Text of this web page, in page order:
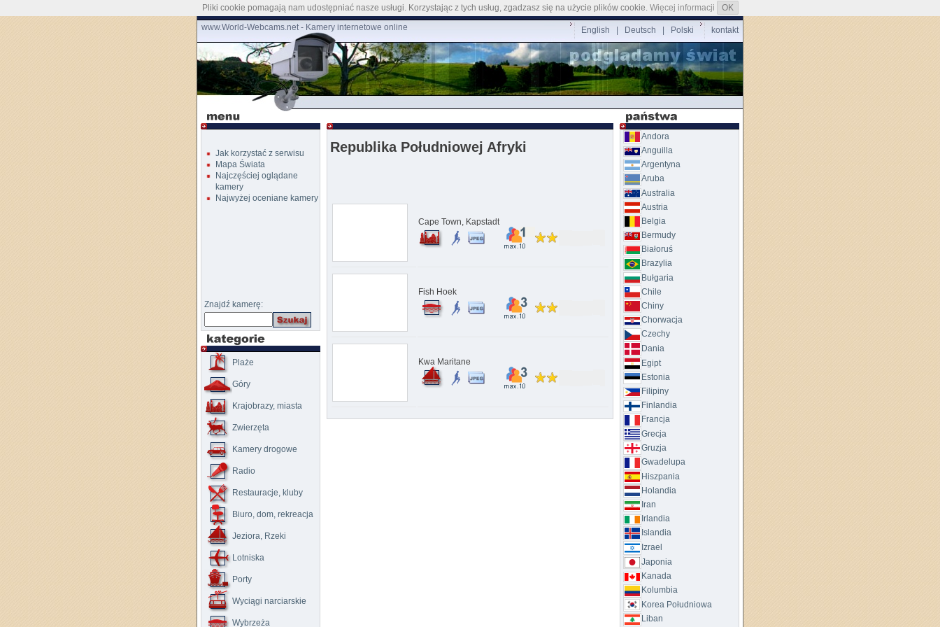
www.World-Webcams.net - Kamery internetowe online English Deutsch | Polski kontakt
Jak korzystać z serwisu
Mapa Świata
Najczęściej oglądane
kamery
Najwyżej oceniane kamery
Znajdź kamerę:
Plaże
Góry
Krajobrazy, miasta
Zwierzęta
Kamery drogowe
Radio
Restauracje, kluby
Biuro, dom, rekreacja
Jeziora, Rzeki
Lotniska
Porty
Wyciągi narciarskie
Wybrzeża
Republika Południowej Afryki
Cape Town, Kapstadt
Fish Hoek
Kwa Maritane
Andora
Anguilla
Argentyna
Aruba
Australia
Austria
Belgia
Bermudy
Białoruś
Brazylia
Bułgaria
Chile
Chiny
Chorwacja
Czechy
Dania
Egipt
Estonia
Filipiny
Finlandia
Francja
Grecja
Gruzja
Gwadelupa
Hiszpania
Holandia
Iran
Irlandia
Islandia
Izrael
Japonia
Kanada
Kolumbia
Korea Południowa
Liban
Pliki cookie pomagają nam udostępniać nasze usługi. Korzystając z tych usług, zgadzasz się na użycie plików cookie. Więcej informacji OK